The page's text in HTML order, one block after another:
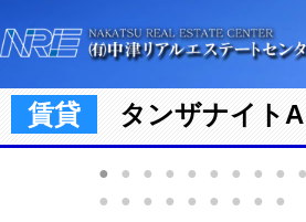
賃貸 タンザナイト
● ● ● ● ● ● ● ● ● ●
●
● ● ● ● ● ● ● ●